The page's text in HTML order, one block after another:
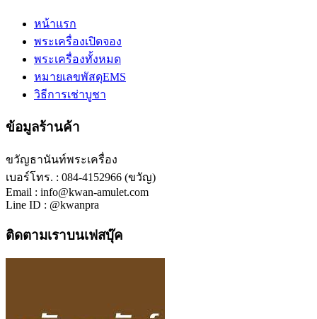
หน้าแรก
พระเครื่องเปิดจอง
พระเครื่องทั้งหมด
หมายเลขพัสดุEMS
วิธีการเช่าบูชา
ข้อมูลร้านค้า
ขวัญธานันท์พระเครื่อง
เบอร์โทร. : 084-4152966 (ขวัญ)
Email : info@kwan-amulet.com
Line ID : @kwanpra
ติดตามเราบนเฟสบุ๊ค